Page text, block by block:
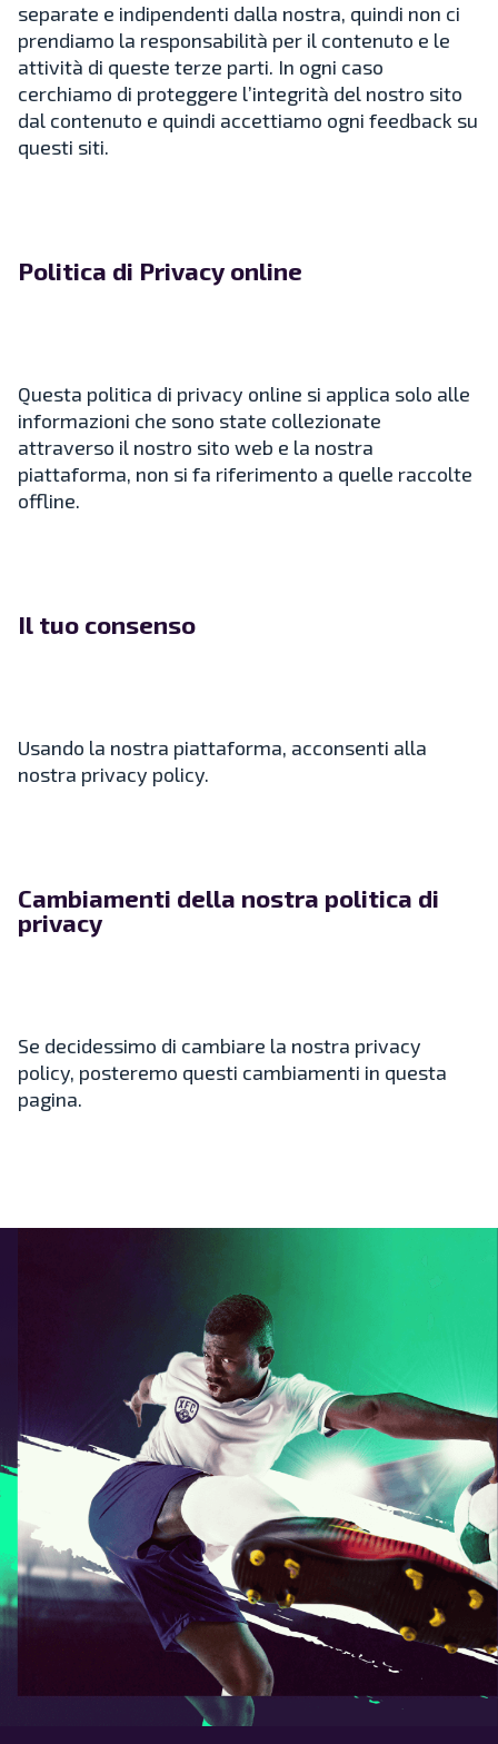
separate e indipendenti dalla nostra, quindi non ci
prendiamo la responsabilità per il contenuto e le
attività di queste terze parti. In ogni caso
cerchiamo di proteggere l’integrità del nostro sito
dal contenuto e quindi accettiamo ogni feedback su
questi siti.
Politica di Privacy online
Questa politica di privacy online si applica solo alle
informazioni che sono state collezionate
attraverso il nostro sito web e la nostra
piattaforma, non si fa riferimento a quelle raccolte
offline.
Il tuo consenso
Usando la nostra piattaforma, acconsenti alla
nostra privacy policy.
Cambiamenti della nostra politica di
privacy
Se decidessimo di cambiare la nostra privacy
policy, posteremo questi cambiamenti in questa
pagina.